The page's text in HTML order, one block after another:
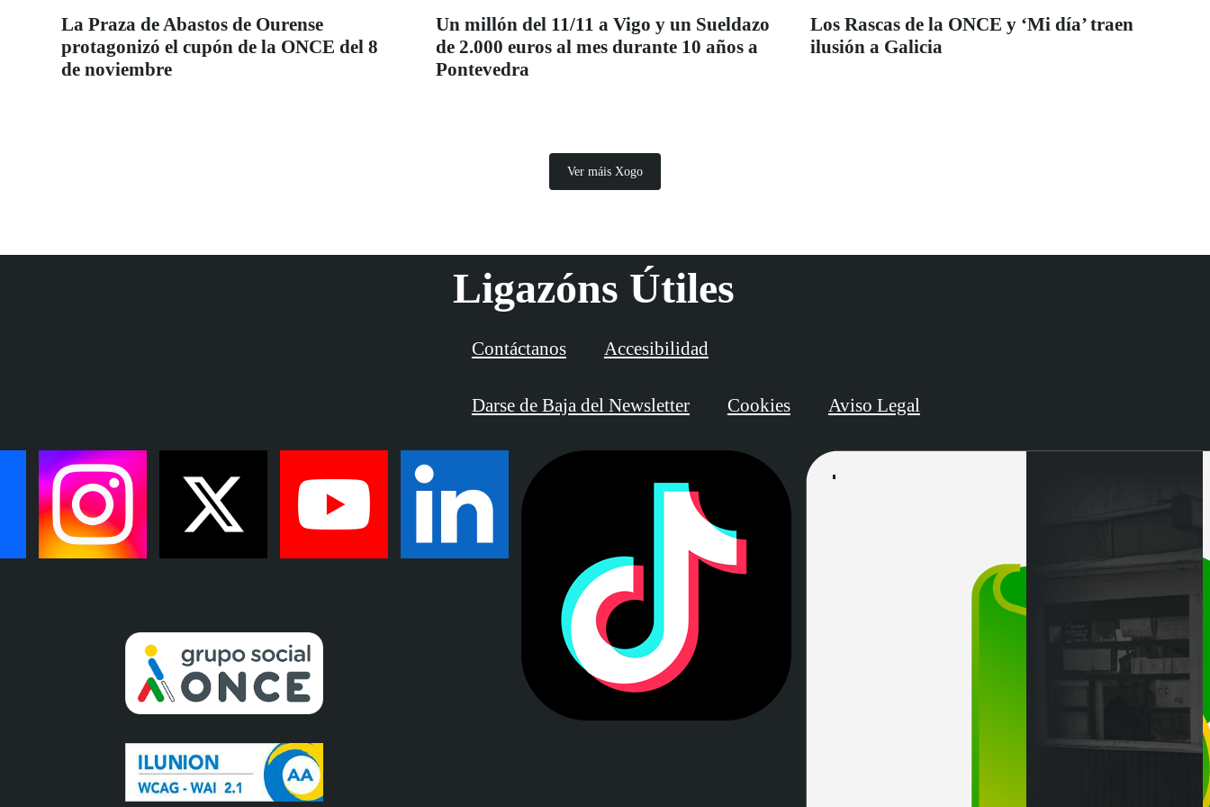
La Praza de Abastos de Ourense
protagonizó el cupón de la ONCE del 8
de noviembre
Un millón del 11/11 a Vigo y un Sueldazo
de 2.000 euros al mes durante 10 años a
Pontevedra
Los Rascas de la ONCE y ‘Mi día’ traen
ilusión a Galicia
Ver máis Xogo
Ligazóns Útiles
Contáctanos Accesibilidad
Darse de Baja del Newsletter Cookies Aviso Legal